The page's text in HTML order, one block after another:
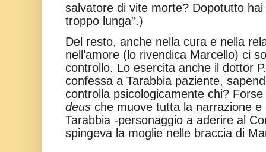
salvatore di vite morte? Dopotutto
troppo lunga”.)
Del resto, anche nella cura e nella
nell’amore (lo rivendica Marcello) ci
controllo. Lo esercita anche il dottor
confessa a Tarabbia paziente,
controlla psicologicamente chi?
deus che muove tutta la narrazione e
Tarabbia -personaggio a aderire al
spingeva la moglie nelle braccia di